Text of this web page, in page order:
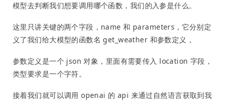
模型去判断我们想要调用哪个函数，我们的入参是什么。
这里只讲关键的两个字段，name 和 parameters，它分别定
义了我们给大模型的函数名 get_weather 和参数定义，
参数定义是一个 json 对象，里面有需要传入 location 字段，
类型要求是一个字符。
接着我们就可以调用 openai 的 api 来通过自然语言获取到我